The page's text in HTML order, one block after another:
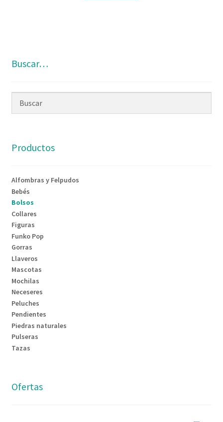
Buscar…
Productos
Alfombras y Felpudos
Bebés
Bolsos
Collares
Figuras
Funko Pop
Gorras
Llaveros
Mascotas
Mochilas
Neceseres
Peluches
Pendientes
Piedras naturales
Pulseras
Tazas
Ofertas